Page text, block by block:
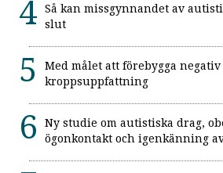
Så kan missgynnandet av
slut
Med målet att förebygga negativ
kroppsuppfattning
Ny studie om autistiska drag,
ögonkontakt och igenkänning